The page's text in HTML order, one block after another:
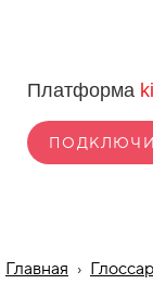
Платформа
Главная ›